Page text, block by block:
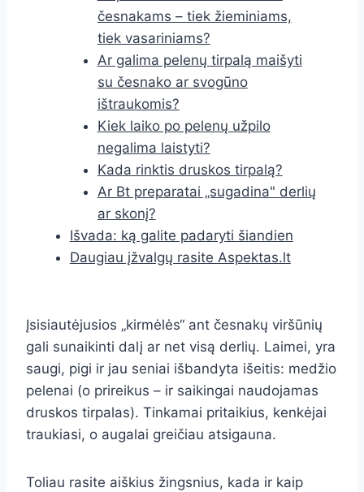
česnakams – tiek žieminiams,
tiek vasariniams?
Ar galima pelenų tirpalą maišyti
su česnako ar svogūno
ištraukomis?
Kiek laiko po pelenų užpilo
negalima laistyti?
Kada rinktis druskos tirpalą?
Ar Bt preparatai „sugadina" derlių
ar skonį?
Išvada: ką galite padaryti šiandien
Daugiau įžvalgų rasite Aspektas.lt
Įsisiautėjusios „kirmėlės“ ant česnakų viršūnių
gali sunaikinti dalį ar net visą derlių. Laimei, yra
saugi, pigi ir jau seniai išbandyta išeitis: medžio
pelenai (o prireikus – ir saikingai naudojamas
druskos tirpalas). Tinkamai pritaikius, kenkėjai
traukiasi, o augalai greičiau atsigauna.
Toliau rasite aiškius žingsnius, kada ir kaip